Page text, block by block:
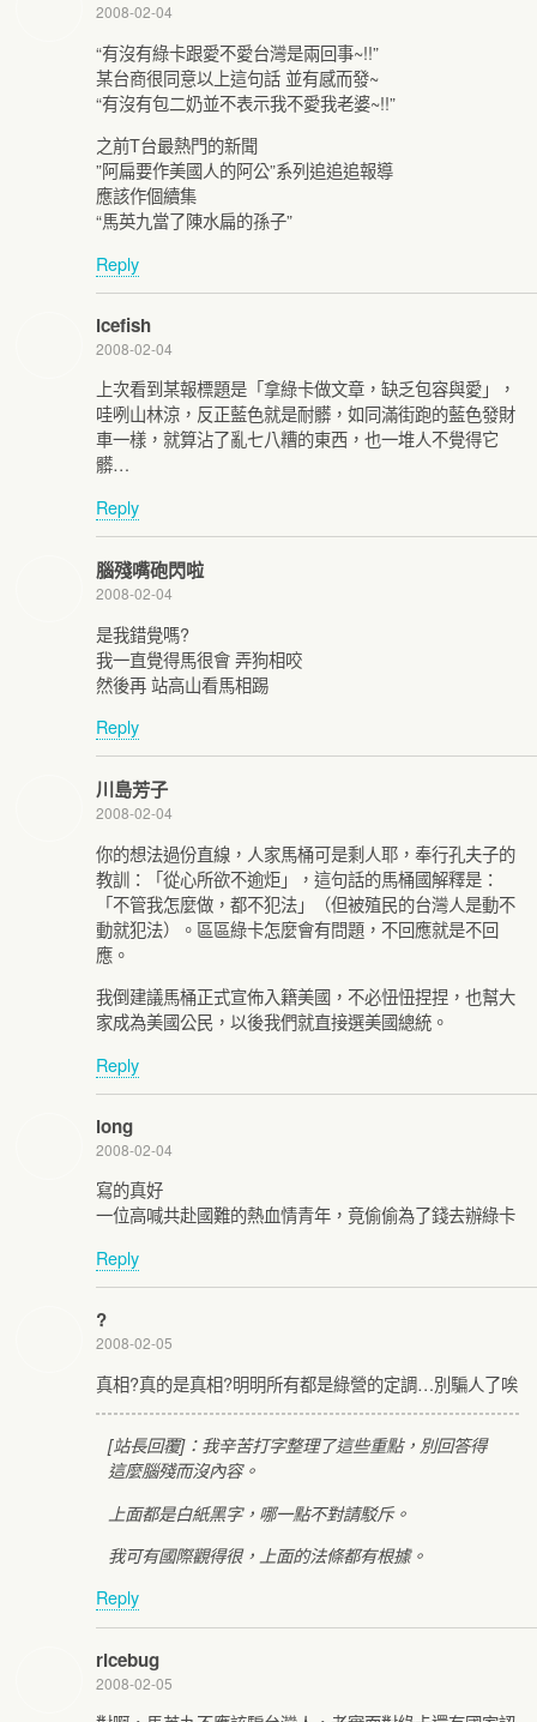
2008-02-04
“有沒有綠卡跟愛不愛台灣是兩回事~!!”
某台商很同意以上這句話 並有感而發~
“有沒有包二奶並不表示我不愛我老婆~!!”
之前T台最熱門的新聞
”阿扁要作美國人的阿公”系列追追追報導
應該作個續集
“馬英九當了陳水扁的孫子”
Reply
icefish
2008-02-04
上次看到某報標題是「拿綠卡做文章，缺乏包容與愛」，
哇咧山林涼，反正藍色就是耐髒，如同滿街跑的藍色發財
車一樣，就算沾了亂七八糟的東西，也一堆人不覺得它
髒…
Reply
腦殘嘴砲閃啦
2008-02-04
是我錯覺嗎?
我一直覺得馬很會 弄狗相咬
然後再 站高山看馬相踢
Reply
川島芳子
2008-02-04
你的想法過份直線，人家馬桶可是剩人耶，奉行孔夫子的
教訓：「從心所欲不逾炬」，這句話的馬桶國解釋是：
「不管我怎麼做，都不犯法」（但被殖民的台灣人是動不
動就犯法）。區區綠卡怎麼會有問題，不回應就是不回
應。
我倒建議馬桶正式宣佈入籍美國，不必忸忸捏捏，也幫大
家成為美國公民，以後我們就直接選美國總統。
Reply
long
2008-02-04
寫的真好
一位高喊共赴國難的熱血情青年，竟偷偷為了錢去辦綠卡
Reply
?
2008-02-05
真相?真的是真相?明明所有都是綠營的定調…別騙人了唉
[站長回覆]：我辛苦打字整理了這些重點，別回答得
這麼腦殘而沒內容。
上面都是白紙黑字，哪一點不對請駁斥。
我可有國際觀得很，上面的法條都有根據。
Reply
ricebug
2008-02-05